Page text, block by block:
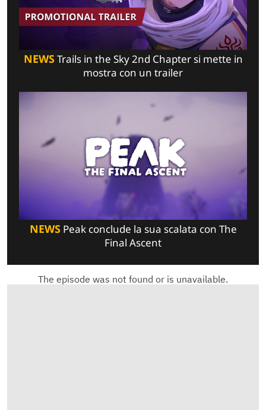
NEWSTrails in the Sky 2nd Chapter si mette in
mostra con un trailer
NEWSPeak conclude la sua scalata con The
Final Ascent